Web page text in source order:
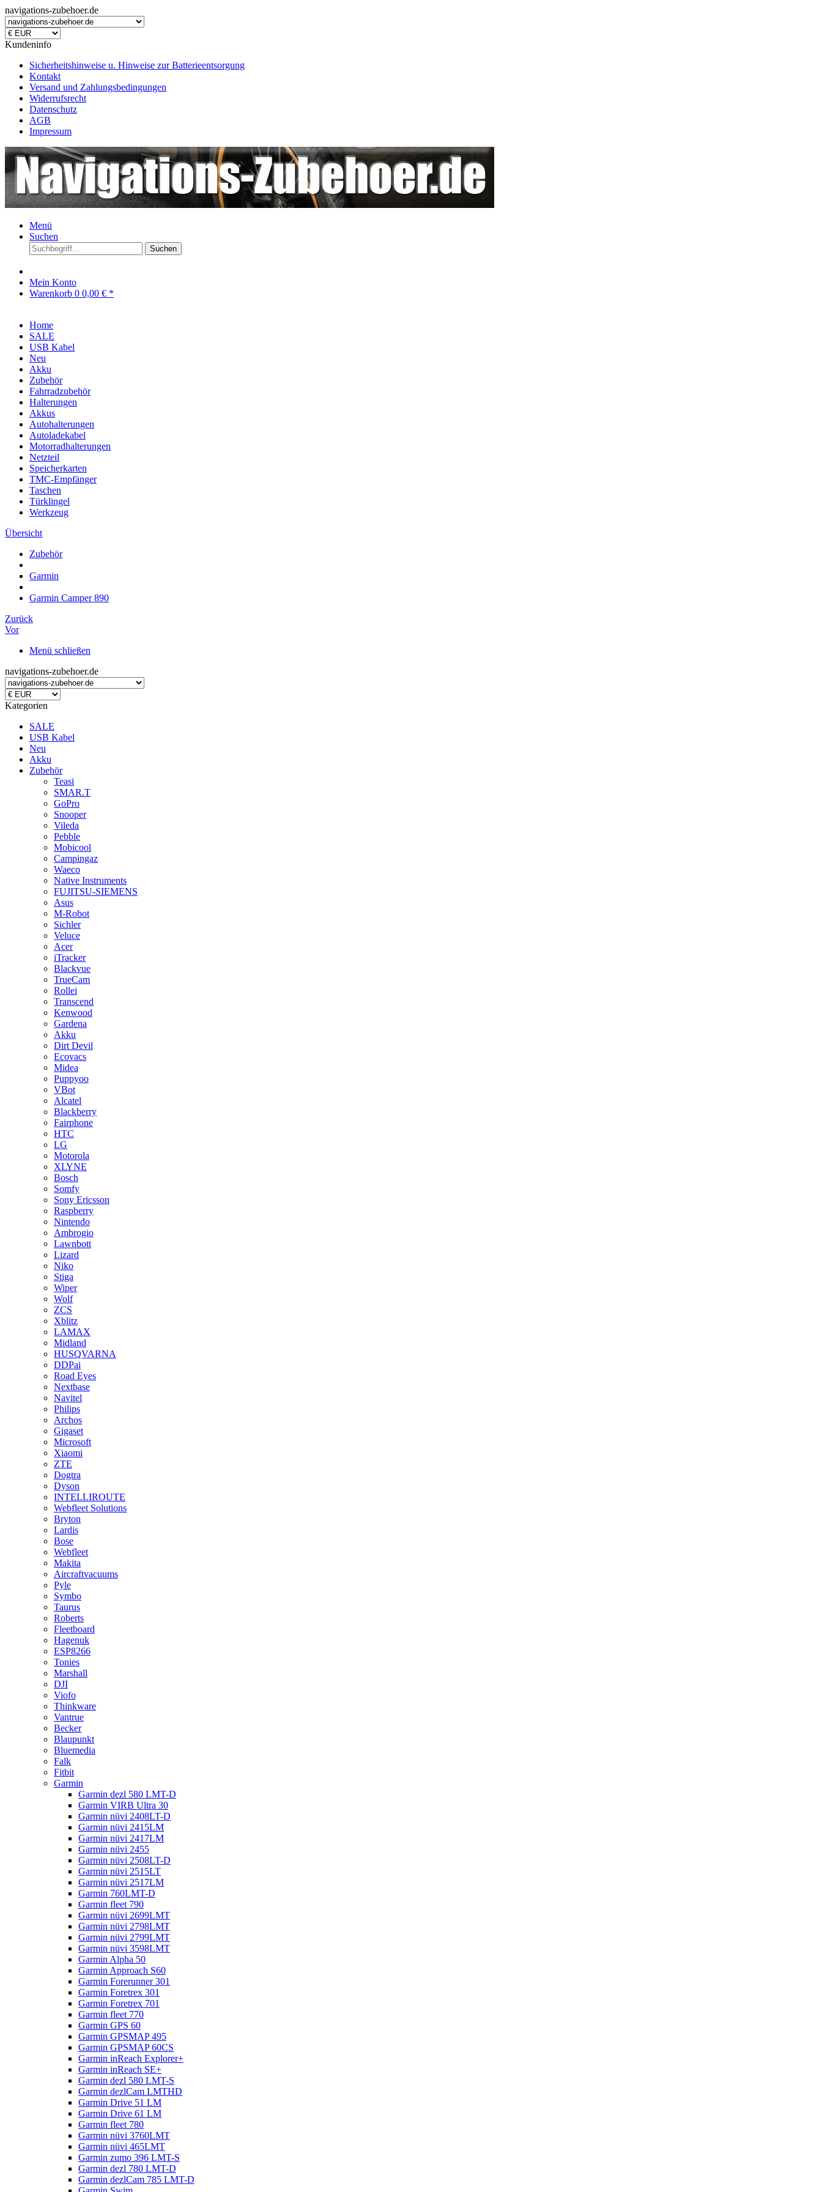
navigations-zubehoer.de
Kundeninfo
Sicherheitshinweise u. Hinweise zur Batterieentsorgung
Kontakt
Versand und Zahlungsbedingungen
Widerrufsrecht
Datenschutz
AGB
Impressum
Menü
Suchen
Suchen
Mein Konto
Warenkorb 0 0,00 € *
Home
SALE
USB Kabel
Neu
Akku
Zubehör
Fahrradzubehör
Halterungen
Akkus
Autohalterungen
Autoladekabel
Motorradhalterungen
Netzteil
Speicherkarten
TMC-Empfänger
Taschen
Türklingel
Werkzeug
Übersicht
Zubehör
Garmin
Garmin Camper 890
Zurück
Vor
Menü schließen
navigations-zubehoer.de
Kategorien
SALE
USB Kabel
Neu
Akku
Zubehör
Teasi
SMAR.T
GoPro
Snooper
Vileda
Pebble
Mobicool
Campingaz
Waeco
Native Instruments
FUJITSU-SIEMENS
Asus
M-Robot
Sichler
Veluce
Acer
iTracker
Blackvue
TrueCam
Rollei
Transcend
Kenwood
Gardena
Akku
Dirt Devil
Ecovacs
Midea
Puppyoo
VBot
Alcatel
Blackberry
Fairphone
HTC
LG
Motorola
XLYNE
Bosch
Somfy
Sony Ericsson
Raspberry
Nintendo
Ambrogio
Lawnbott
Lizard
Niko
Stiga
Wiper
Wolf
ZCS
Xblitz
LAMAX
Midland
HUSQVARNA
DDPai
Road Eyes
Nextbase
Navitel
Philips
Archos
Gigaset
Microsoft
Xiaomi
ZTE
Dogtra
Dyson
INTELLIROUTE
Webfleet Solutions
Bryton
Lardis
Bose
Webfleet
Makita
Aircraftvacuums
Pyle
Symbo
Taurus
Roberts
Fleetboard
Hagenuk
ESP8266
Tonies
Marshall
DJI
Viofo
Thinkware
Vantrue
Becker
Blaupunkt
Bluemedia
Falk
Fitbit
Garmin
Garmin dezl 580 LMT-D
Garmin VIRB Ultra 30
Garmin nüvi 2408LT-D
Garmin nüvi 2415LM
Garmin nüvi 2417LM
Garmin nüvi 2455
Garmin nüvi 2508LT-D
Garmin nüvi 2515LT
Garmin nüvi 2517LM
Garmin 760LMT-D
Garmin fleet 790
Garmin nüvi 2699LMT
Garmin nüvi 2798LMT
Garmin nüvi 2799LMT
Garmin nüvi 3598LMT
Garmin Alpha 50
Garmin Approach S60
Garmin Forerunner 301
Garmin Foretrex 301
Garmin Foretrex 701
Garmin fleet 770
Garmin GPS 60
Garmin GPSMAP 495
Garmin GPSMAP 60CS
Garmin inReach Explorer+
Garmin inReach SE+
Garmin dezl 580 LMT-S
Garmin dezlCam LMTHD
Garmin Drive 51 LM
Garmin Drive 61 LM
Garmin fleet 780
Garmin nüvi 3760LMT
Garmin nüvi 465LMT
Garmin zumo 396 LMT-S
Garmin dezl 780 LMT-D
Garmin dezlCam 785 LMT-D